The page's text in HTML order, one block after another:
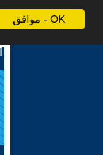
موافق - OK